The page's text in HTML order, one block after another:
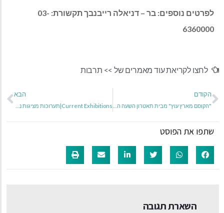
לפרטים נוספים: בר – דניאלה רייבנבך תקשורת:
03-
6360000
לחצו לקריאת עוד מאמרים של >> תרבות
הקודם הבא
שתפו את הפוסט
השארת תגובה